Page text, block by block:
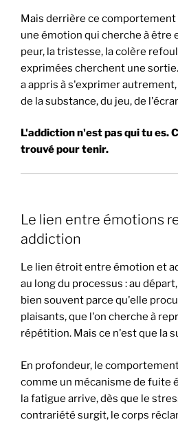
Mais derrière ce comportement
une émotion qui cherche à être
peur, la tristesse, la colère
exprimées cherchent une
a appris à s'exprimer
de la substance, du jeu, de
L'addiction n'est pas qui tu es.
trouvé pour tenir.
Le lien entre émotions
addiction
Le lien étroit entre émotion et
au long du processus : au
bien souvent parce qu'elle
plaisants, que l'on cherche à
répétition. Mais ce n'est que la
En profondeur, le
comme un mécanisme de fuite
la fatigue arrive, dès que le
contrariété surgit, le corps